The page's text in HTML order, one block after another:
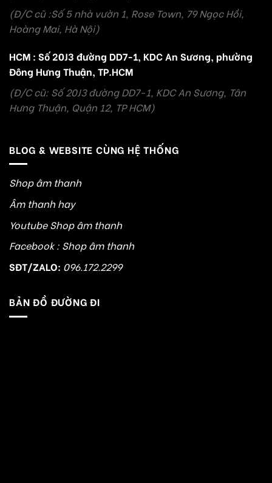
(Đ/C cũ :Số 5 nhà vườn 1, Rose Town, 79 Ngọc Hồi,
Hoàng Mai, Hà Nội)
HCM : Số 20J3 đường DD7-1, KDC An Sương, phường
Đông Hưng Thuận, TP.HCM
(Đ/C cũ: Số 20J3 đường DD7-1, KDC An Sương, Tân
Hưng Thuận, Quận 12, TP HCM)
BLOG & WEBSITE CÙNG HỆ THỐNG
Shop âm thanh
Âm thanh hay
Youtube Shop âm thanh
Facebook : Shop âm thanh
SĐT/ZALO: 096.172.2299
BẢN ĐỒ ĐƯỜNG ĐI